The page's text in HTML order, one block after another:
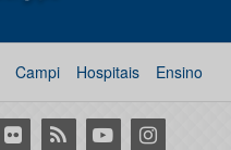
Campi Hospitais Ensino
Flickr RSS YoutubeInstagram